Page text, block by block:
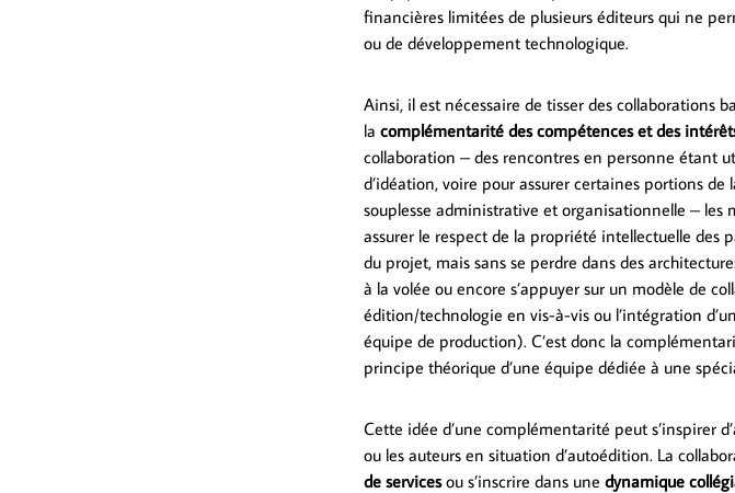
financières limitées de plusieurs éditeurs qui ne
ou de développement technologique.
Ainsi, il est nécessaire de tisser des collaborations
la complémentarité des compétences et des
collaboration – des rencontres en personne étant
d’idéation, voire pour assurer certaines portions
souplesse administrative et organisationnelle – les
assurer le respect de la propriété intellectuelle des
du projet, mais sans se perdre dans des
à la volée ou encore s’appuyer sur un modèle de
édition/technologie en vis-à-vis ou l’intégration
équipe de production). C’est donc la
principe théorique d’une équipe dédiée à une
Cette idée d’une complémentarité peut s’inspirer
ou les auteurs en situation d’autoédition. La
de servicesou s’inscrire dans une dynamique